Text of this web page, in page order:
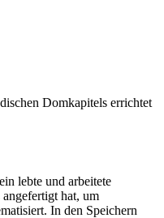
Domkapitels errichtet
lebte und arbeitete
hat, um
In den Speichern